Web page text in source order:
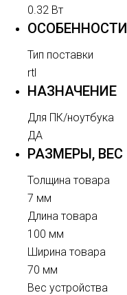
0.32 Вт
ОСОБЕННОСТИ
Тип поставки
rtl
НАЗНАЧЕНИЕ
Для ПК/ноутбука
ДА
РАЗМЕРЫ, ВЕС
Толщина товара
7 мм
Длина товара
100 мм
Ширина товара
70 мм
Вес устройства